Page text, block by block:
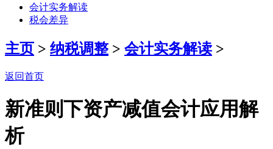
会计实务解读
税会差异
主页 > 纳税调整> 会计实务解读 >
返回首页
新准则下资产减值会计应用解
析